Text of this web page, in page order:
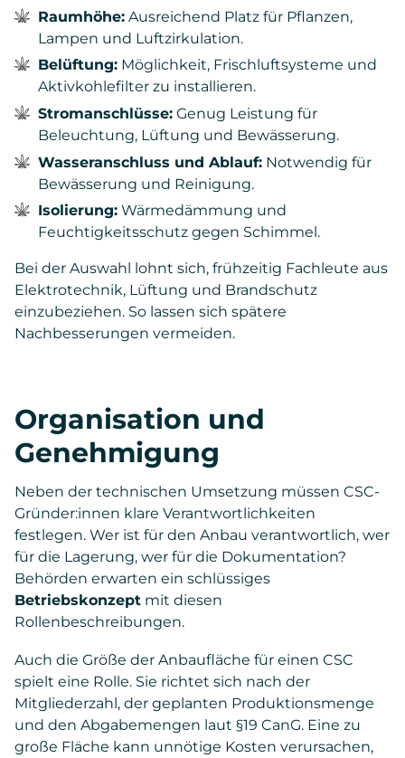
Raumhöhe: Ausreichend Platz für Pflanzen,
Lampen und Luftzirkulation.
Belüftung: Möglichkeit, Frischluftsysteme und
Aktivkohlefilter zu installieren.
Stromanschlüsse: Genug Leistung für
Beleuchtung, Lüftung und Bewässerung.
Wasseranschluss und Ablauf: Notwendig für
Bewässerung und Reinigung.
Isolierung: Wärmedämmung und
Feuchtigkeitsschutz gegen Schimmel.
Bei der Auswahl lohnt sich, frühzeitig Fachleute aus
Elektrotechnik, Lüftung und Brandschutz
einzubeziehen. So lassen sich spätere
Nachbesserungen vermeiden.
Organisation und
Genehmigung
Neben der technischen Umsetzung müssen CSC-
Gründer:innen klare Verantwortlichkeiten
festlegen. Wer ist für den Anbau verantwortlich, wer
für die Lagerung, wer für die Dokumentation?
Behörden erwarten ein schlüssiges
Betriebskonzept mit diesen
Rollenbeschreibungen.
Auch die Größe der Anbaufläche für einen CSC
spielt eine Rolle. Sie richtet sich nach der
Mitgliederzahl, der geplanten Produktionsmenge
und den Abgabemengen laut §19 CanG. Eine zu
große Fläche kann unnötige Kosten verursachen,